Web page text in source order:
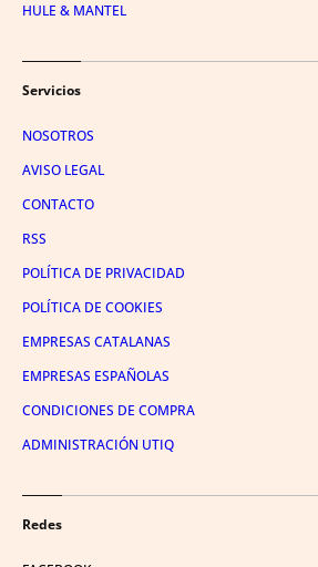
HULE & MANTEL
Servicios
NOSOTROS
AVISO LEGAL
CONTACTO
RSS
POLÍTICA DE PRIVACIDAD
POLÍTICA DE COOKIES
EMPRESAS CATALANAS
EMPRESAS ESPAÑOLAS
CONDICIONES DE COMPRA
ADMINISTRACIÓN UTIQ
Redes